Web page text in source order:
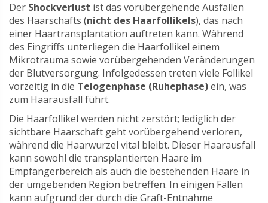
Der Shockverlust ist das vorübergehende Ausfallen
des Haarschafts (nicht des Haarfollikels), das nach
einer Haartransplantation auftreten kann. Während
des Eingriffs unterliegen die Haarfollikel einem
Mikrotrauma sowie vorübergehenden Veränderungen
der Blutversorgung. Infolgedessen treten viele Follikel
vorzeitig in die Telogenphase (Ruhephase)ein, was
zum Haarausfall führt.
Die Haarfollikel werden nicht zerstört; lediglich der
sichtbare Haarschaft geht vorübergehend verloren,
während die Haarwurzel vital bleibt. Dieser Haarausfall
kann sowohl die transplantierten Haare im
Empfängerbereich als auch die bestehenden Haare in
der umgebenden Region betreffen. In einigen Fällen
kann aufgrund der durch die Graft-Entnahme